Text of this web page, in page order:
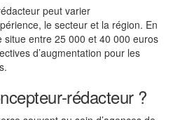
peut varier
le secteur et la région. En
entre 25 000 et 40 000 euros
d’augmentation pour les
rédacteur ?